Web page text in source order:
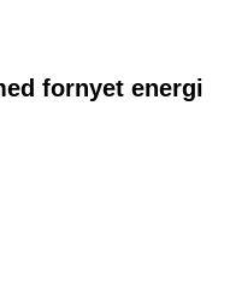
fornyet energi